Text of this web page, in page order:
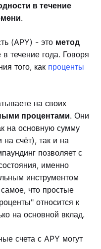
в течение
.
(APY) - это метод
в течение года. Говоря
того, как проценты
на своих
процентами. Они
на основную сумму
счёт), так и на
позволяет с
именно
инструментом
что простые
относится к
на основной вклад.
счета с APY могут